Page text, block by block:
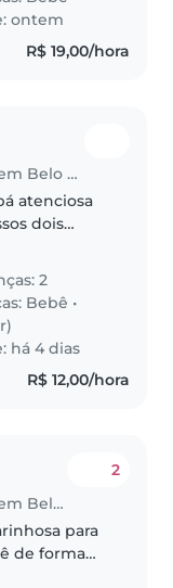
ontem
R$ 19,00/hora
Emprego de babá em Belo Horizonte
atenciosa
dois
Preferimos
goste de
cozinhar..
2
Bebê •
há 4 dias
R$ 12,00/hora
Emprego de babá em Belo Horizonte
2
para
de forma